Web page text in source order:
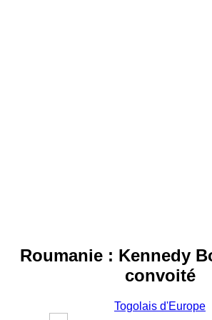
Roumanie : Kennedy
convoité
Togolais d'Europe